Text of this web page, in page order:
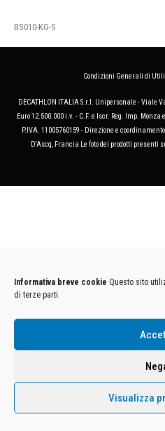
Informativa breve cookie Questo sito
di terze parti.
Visualizza
BS010-KG-S
Condizioni Generali di
DECATHLON ITALIA S.r.l. Unipersonale - Viale
Euro 12.500.000 i.v. - C.F. e Iscr. Reg. Imp.
P.IVA. 11005760159 - Direzione e
D'Ascq, Francia Le foto dei prodotti